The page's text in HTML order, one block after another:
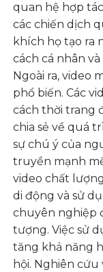
quan hệ hợp
các chiến dịch
khích họ tạo ra
cách cá nhân
Ngoài ra, video
phổ biến. Các
cách thời trang
chia sẻ về quá
sự chú ý của
truyền mạnh
video chất
di động và sử
chuyên nghiệp
tượng. Việc sử
tăng khả năng
hội. Nghiên